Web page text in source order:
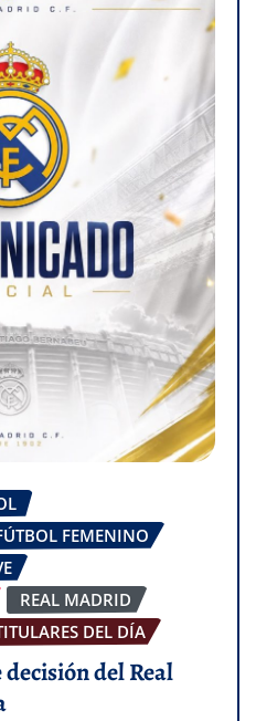
FEMENINO
REAL MADRID
DEL DÍA
del Real